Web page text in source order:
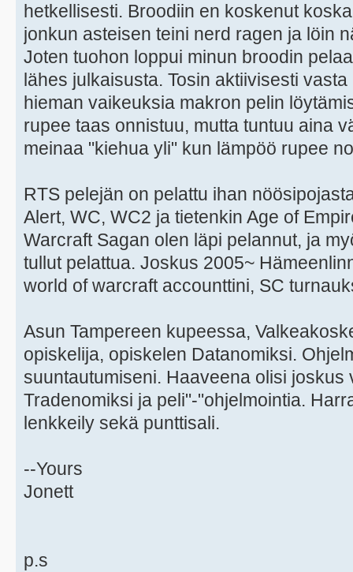
hetkellisesti. Broodiin en koskenut
jonkun asteisen teini nerd ragen ja löin
Joten tuohon loppui minun broodin
lähes julkaisusta. Tosin aktiivisesti
hieman vaikeuksia makron pelin
rupee taas onnistuu, mutta tuntuu aina
meinaa "kiehua yli" kun lämpöö rupee
RTS pelejän on pelattu ihan
Alert, WC, WC2 ja tietenkin Age of
Warcraft Sagan olen läpi pelannut, ja
tullut pelattua. Joskus 2005~
world of warcraft accounttini, SC
Asun Tampereen kupeessa,
opiskelija, opiskelen Datanomiksi.
suuntautumiseni. Haaveena olisi joskus
Tradenomiksi ja peli"-"ohjelmointia.
lenkkeily sekä punttisali.
--Yours
Jonett
p.s